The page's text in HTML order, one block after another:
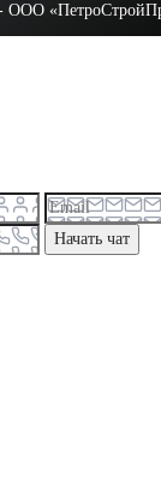
ООО
Начать чат